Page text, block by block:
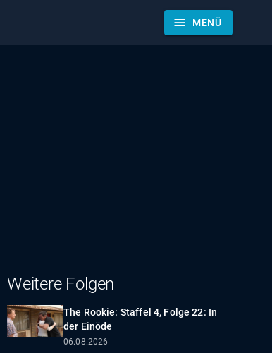
menu MENÜ
Weitere Folgen
The Rookie: Staffel 4, Folge 22: In
der Einöde
06.08.2026